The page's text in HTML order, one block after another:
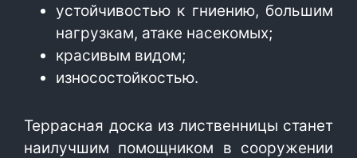
устойчивостью к гниению, большим
нагрузкам, атаке насекомых;
красивым видом;
износостойкостью.
Террасная доска из лиственницы станет
наилучшим помощником в сооружении